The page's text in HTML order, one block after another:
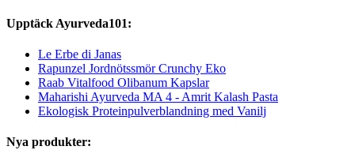
Upptäck Ayurveda101:
Le Erbe di Janas
Rapunzel Jordnötssmör Crunchy Eko
Raab Vitalfood Olibanum Kapslar
Maharishi Ayurveda MA 4 - Amrit Kalash Pasta
Ekologisk Proteinpulverblandning med Vanilj
Nya produkter: